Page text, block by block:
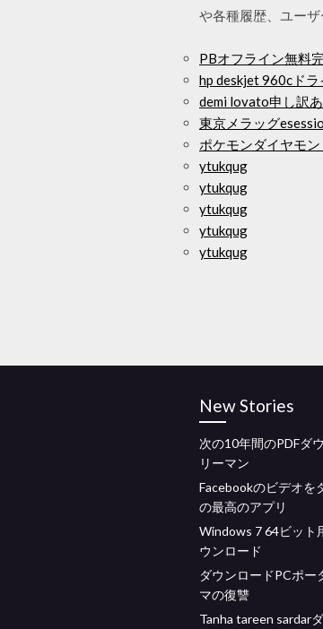
や各種履歴、ユー
PBオフライン無料
hp deskjet 960cド
demi lovato申し訳
東京メラッグ
ポケモンダイヤモ
ytukqug
ytukqug
ytukqug
ytukqug
ytukqug
New Stories
次の10年間のPDFダ
リーマン
Facebookのビデオを
の最高のアプリ
Windows 7 64ビット
ウンロード
ダウンロードPCポ
マの復讐
Tanha tareen sardar